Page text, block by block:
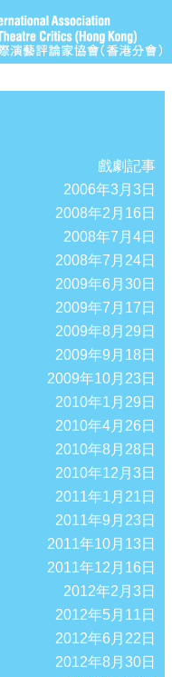
戲劇記事
2006年3月3日
2008年2月16日
2008年7月4日
2008年7月24日
2009年6月30日
2009年7月17日
2009年8月29日
2009年9月18日
2009年10月23日
2010年1月29日
2010年4月26日
2010年8月28日
2010年12月3日
2011年1月21日
2011年9月23日
2011年10月13日
2011年12月16日
2012年2月3日
2012年5月11日
2012年6月22日
2012年8月30日